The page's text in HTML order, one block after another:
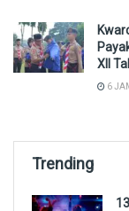
XII
6
Trending